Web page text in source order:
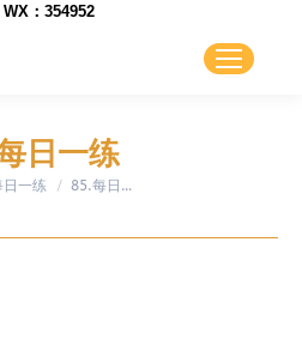
WX：354952
日一练
：
日一练 85.每日…